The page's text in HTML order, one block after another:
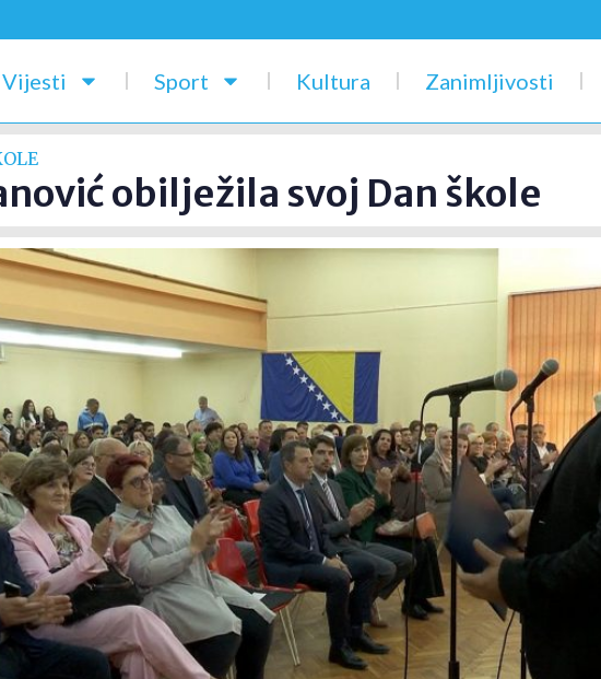
Vijesti Sport Kultura Zanimljivosti
obilježila svoj Dan škole